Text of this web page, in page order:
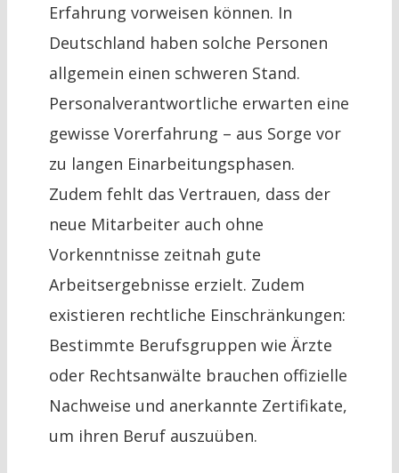
Erfahrung vorweisen können. In
Deutschland haben solche Personen
allgemein einen schweren Stand.
Personalverantwortliche erwarten eine
gewisse Vorerfahrung – aus Sorge vor
zu langen Einarbeitungsphasen.
Zudem fehlt das Vertrauen, dass der
neue Mitarbeiter auch ohne
Vorkenntnisse zeitnah gute
Arbeitsergebnisse erzielt. Zudem
existieren rechtliche Einschränkungen:
Bestimmte Berufsgruppen wie Ärzte
oder Rechtsanwälte brauchen offizielle
Nachweise und anerkannte Zertifikate,
um ihren Beruf auszuüben.